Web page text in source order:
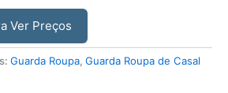
Ver Preços
Guarda Roupa, Guarda Roupa de Casal